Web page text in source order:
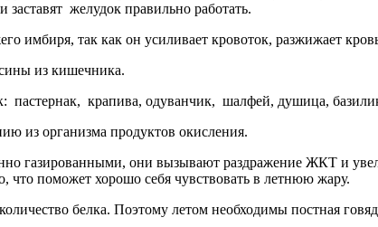
желудок правильно работать.
так как он усиливает кровоток, разжижает
из кишечника.
пастернак, крапива, одуванчик, шалфей, душица,
из организма продуктов окисления.
газированными, они вызывают раздражение ЖКТ и
поможет хорошо себя чувствовать в летнюю жару.
белка. Поэтому летом необходимы постная